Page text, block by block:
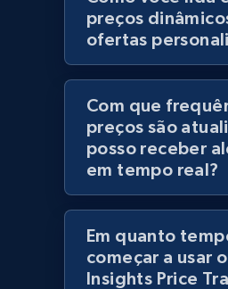
1.2K+ 208+
Best Buy products
URL, Product id, Title, Images,
Currency, Discount, Initial
1.1K+ 149+
preços
ofertas
Com que
preços são
posso receber
em tempo real?
Em quanto
começar a usar
Insights Price